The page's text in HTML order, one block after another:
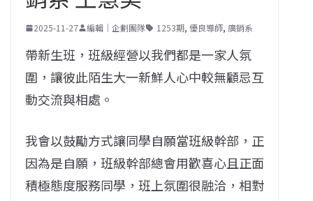
2025-11-27 編輯｜企劃團隊 1253期, 優良導師, 廣銷系
帶新生班，班級經營以我們都是一家人氛
圍，讓彼此陌生大一新鮮人心中較無顧忌互
動交流與相處。
我會以鼓勵方式讓同學自願當班級幹部，正
因為是自願，班級幹部總會用歡喜心且正面
積極態度服務同學，班上氛圍很融洽，相對